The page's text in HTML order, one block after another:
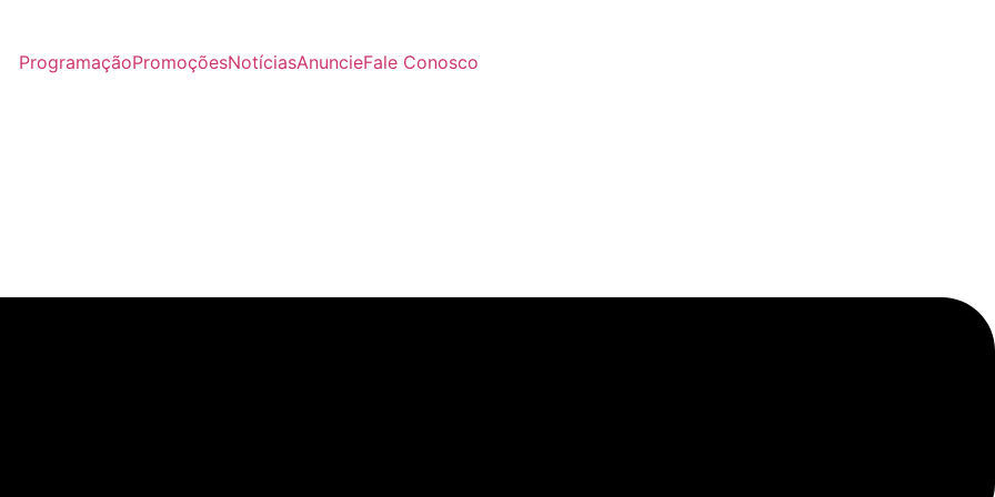
ProgramaçãoPromoçõesNotíciasAnuncieFale Conosco